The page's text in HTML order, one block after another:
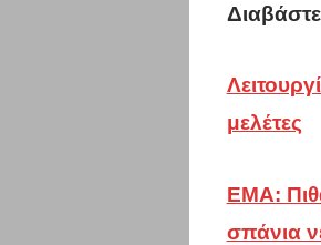
μελέτες
ΕΜΑ:
σπάνια